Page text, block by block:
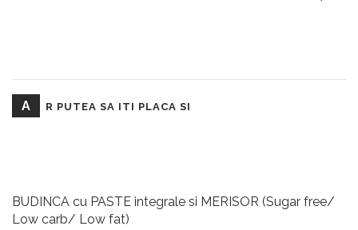
A R PUTEA SA ITI PLACA SI
BUDINCA cu PASTE integrale si MERISOR (Sugar free/
Low carb/ Low fat)